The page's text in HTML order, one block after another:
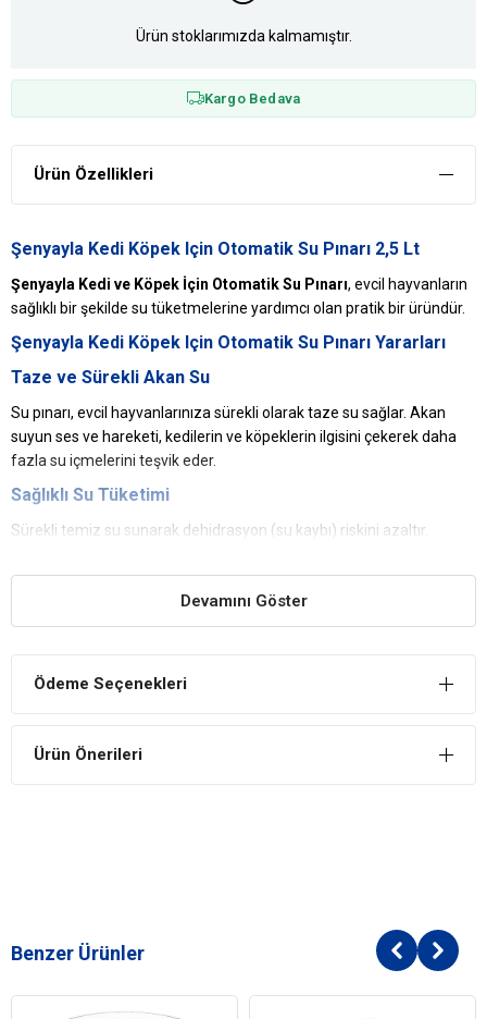
Ürün stoklarımızda kalmamıştır.
Kargo Bedava
Ürün Özellikleri
Şenyayla Kedi Köpek Için Otomatik Su Pınarı 2,5 Lt
Şenyayla Kedi ve Köpek İçin Otomatik Su Pınarı, evcil hayvanların
sağlıklı bir şekilde su tüketmelerine yardımcı olan pratik bir üründür.
Şenyayla Kedi Köpek Için Otomatik Su Pınarı Yararları
Taze ve Sürekli Akan Su
Su pınarı, evcil hayvanlarınıza sürekli olarak taze su sağlar. Akan
suyun ses ve hareketi, kedilerin ve köpeklerin ilgisini çekerek daha
fazla su içmelerini teşvik eder.
Sağlıklı Su Tüketimi
Sürekli temiz su sunarak dehidrasyon (su kaybı) riskini azaltır.
enfeksiyonlarını önlemeye yardımcı olur.
saf ve temiz bir su sunarak evcil hayvanınızın sağlıklı kalmasına
Durağan suda bakteri üreme riski yüksektir, ancak sürekli akan su
Dostlarınız İçin Ergonomik Tasarım
Su pınarının ergonomik yapısı, farklı boyuttaki kediler ve köpekler
için uygun yüksekliği sağlar. Su içme pozisyonunu kolaylaştırarak
Devamını Göster
Ödeme Seçenekleri
Ürün Önerileri
Benzer Ürünler